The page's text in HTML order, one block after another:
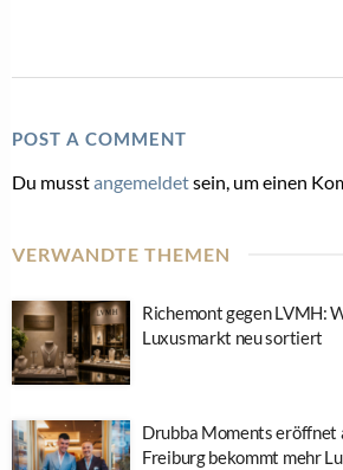
POST A COMMENT
Du musstangemeldetsein, um einen
VERWANDTE THEMEN
Richemont gegen LVMH:
Luxusmarkt neu sortiert
Drubba Moments eröffnet
Freiburg bekommt mehr